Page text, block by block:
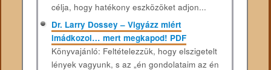
célja, hogy hatékony eszközöket adjon...
Dr. Larry Dossey – Vigyázz miért
imádkozol… mert megkapod! PDF
Könyvajánló: Feltételezzük, hogy elszigetelt
lények vagyunk, s az „én gondolataim az én